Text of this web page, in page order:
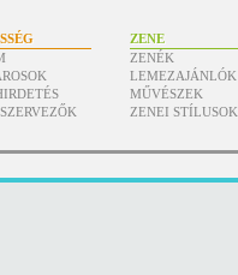
ZENE
ZENÉK
LEMEZAJÁNLÓK
MŰVÉSZEK
ZENEI STÍLUSOK